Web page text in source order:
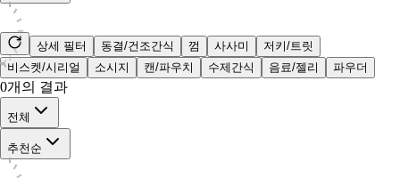
상세 필터 동결/건조간식 껌 사사미
저키/트릿
비스켓/시리얼
소시지 캔/파우치 수제간식 음료/젤리 파우더
0개의 결과
전체
추천순